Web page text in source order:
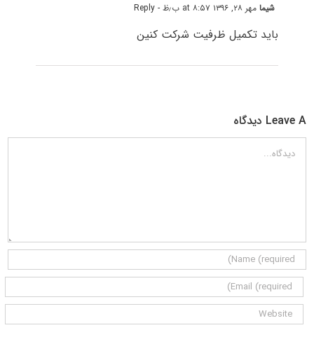
شیمامهر ۲۸, ۱۳۹۶ at ۸:۵۷ ب٫ظ - Reply
باید تکمیل ظرفیت شرکت کنین
Leave A دیدگاه
دیدگاه